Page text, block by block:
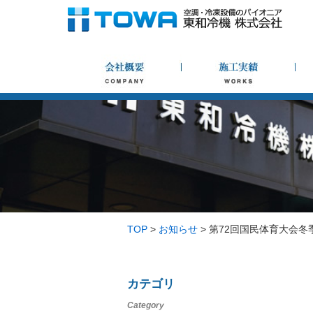
TOP > お知らせ > 第72回国民体育大会冬
カテゴリ
Category